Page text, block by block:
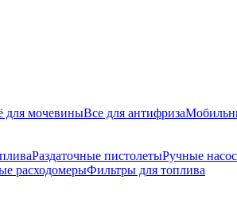
для мочевиныВсе для антифриза
Раздаточные пистолетыРучные
расходомерыФильтры для топлива